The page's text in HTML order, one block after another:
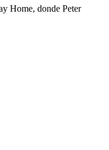
Home, donde Peter